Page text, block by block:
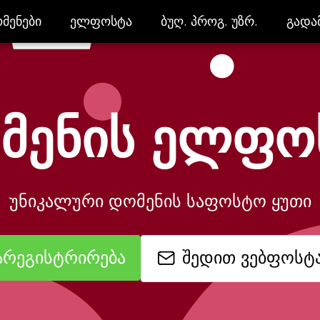
ელფოსტა
ელფოსტა ბუღ. პროგ. უზრ.
ბუღ. პროგ. უზრ.
უნიკალური დომენის საფოსტო ყუთი
შედით